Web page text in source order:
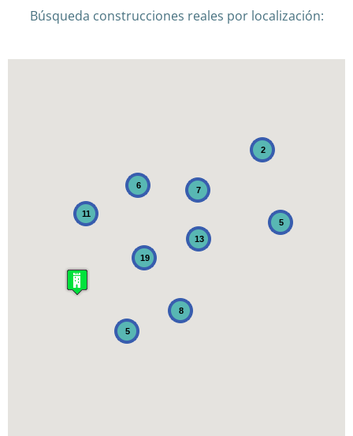
Búsqueda construcciones reales por localización:
19
5
8
5
11
13
6
2
7